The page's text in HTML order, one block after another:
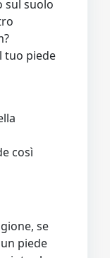
sul suolo
tuo piede
così
se
piede